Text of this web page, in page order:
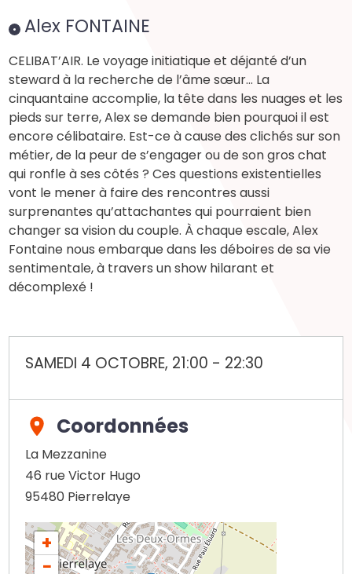
Alex FONTAINE
CELIBAT’AIR. Le voyage initiatique et déjanté d’un
steward à la recherche de l’âme sœur... La
cinquantaine accomplie, la tête dans les nuages et les
pieds sur terre, Alex se demande bien pourquoi il est
encore célibataire. Est-ce à cause des clichés sur son
métier, de la peur de s’engager ou de son gros chat
qui ronfle à ses côtés ? Ces questions existentielles
vont le mener à faire des rencontres aussi
surprenantes qu’attachantes qui pourraient bien
changer sa vision du couple. À chaque escale, Alex
Fontaine nous embarque dans les déboires de sa vie
sentimentale, à travers un show hilarant et
décomplexé !
SAMEDI 4 OCTOBRE, 21:00 - 22:30
Coordonnées
La Mezzanine
46 rue Victor Hugo
95480 Pierrelaye
+
−